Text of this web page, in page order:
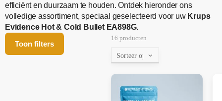
efficiënt en duurzaam te houden. Ontdek hieronder ons
volledige assortiment, speciaal geselecteerd voor uw Krups
Evidence Hot & Cold Bullet EA898G.
Toon filters
16 producten